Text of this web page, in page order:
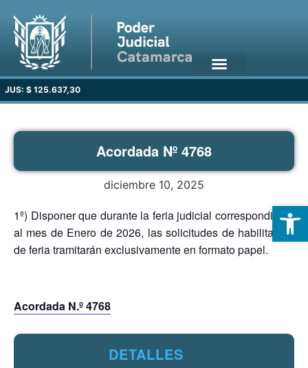
JUS: $ 125.637,30
Acordada Nº 4768
diciembre 10, 2025
1º) Disponer que durante la feria judicial correspondiente
al mes de Enero de 2026, las solicitudes de habilitación
de feria tramitarán exclusivamente en formato papel.
Acordada N.º 4768
DETALLES